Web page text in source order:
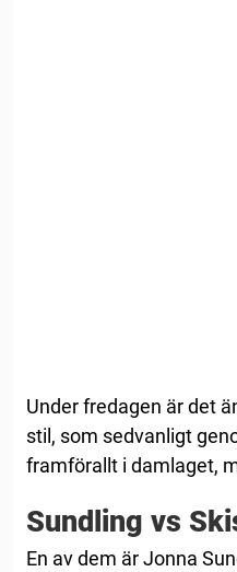
Under fredagen är det
stil, som sedvanligt
framförallt i damlaget,
Sundling vs
En av dem är Jonna